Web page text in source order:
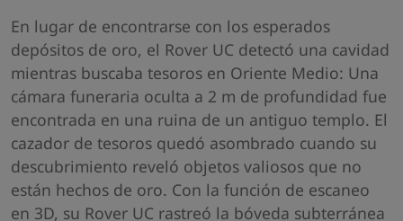
En lugar de encontrarse con los esperados
depósitos de oro, el Rover UC detectó una cavidad
mientras buscaba tesoros en Oriente Medio: Una
cámara funeraria oculta a 2 m de profundidad fue
encontrada en una ruina de un antiguo templo. El
cazador de tesoros quedó asombrado cuando su
descubrimiento reveló objetos valiosos que no
están hechos de oro. Con la función de escaneo
en 3D, su Rover UC rastreó la bóveda subterránea